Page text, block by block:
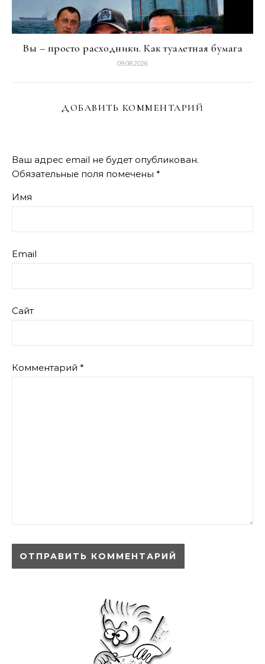
Вы – просто расходники. Как туалетная бумага
09.08.2026
ДОБАВИТЬ КОММЕНТАРИЙ
Ваш адрес email не будет опубликован.
Обязательные поля помечены *
Имя
Email
Сайт
Комментарий *